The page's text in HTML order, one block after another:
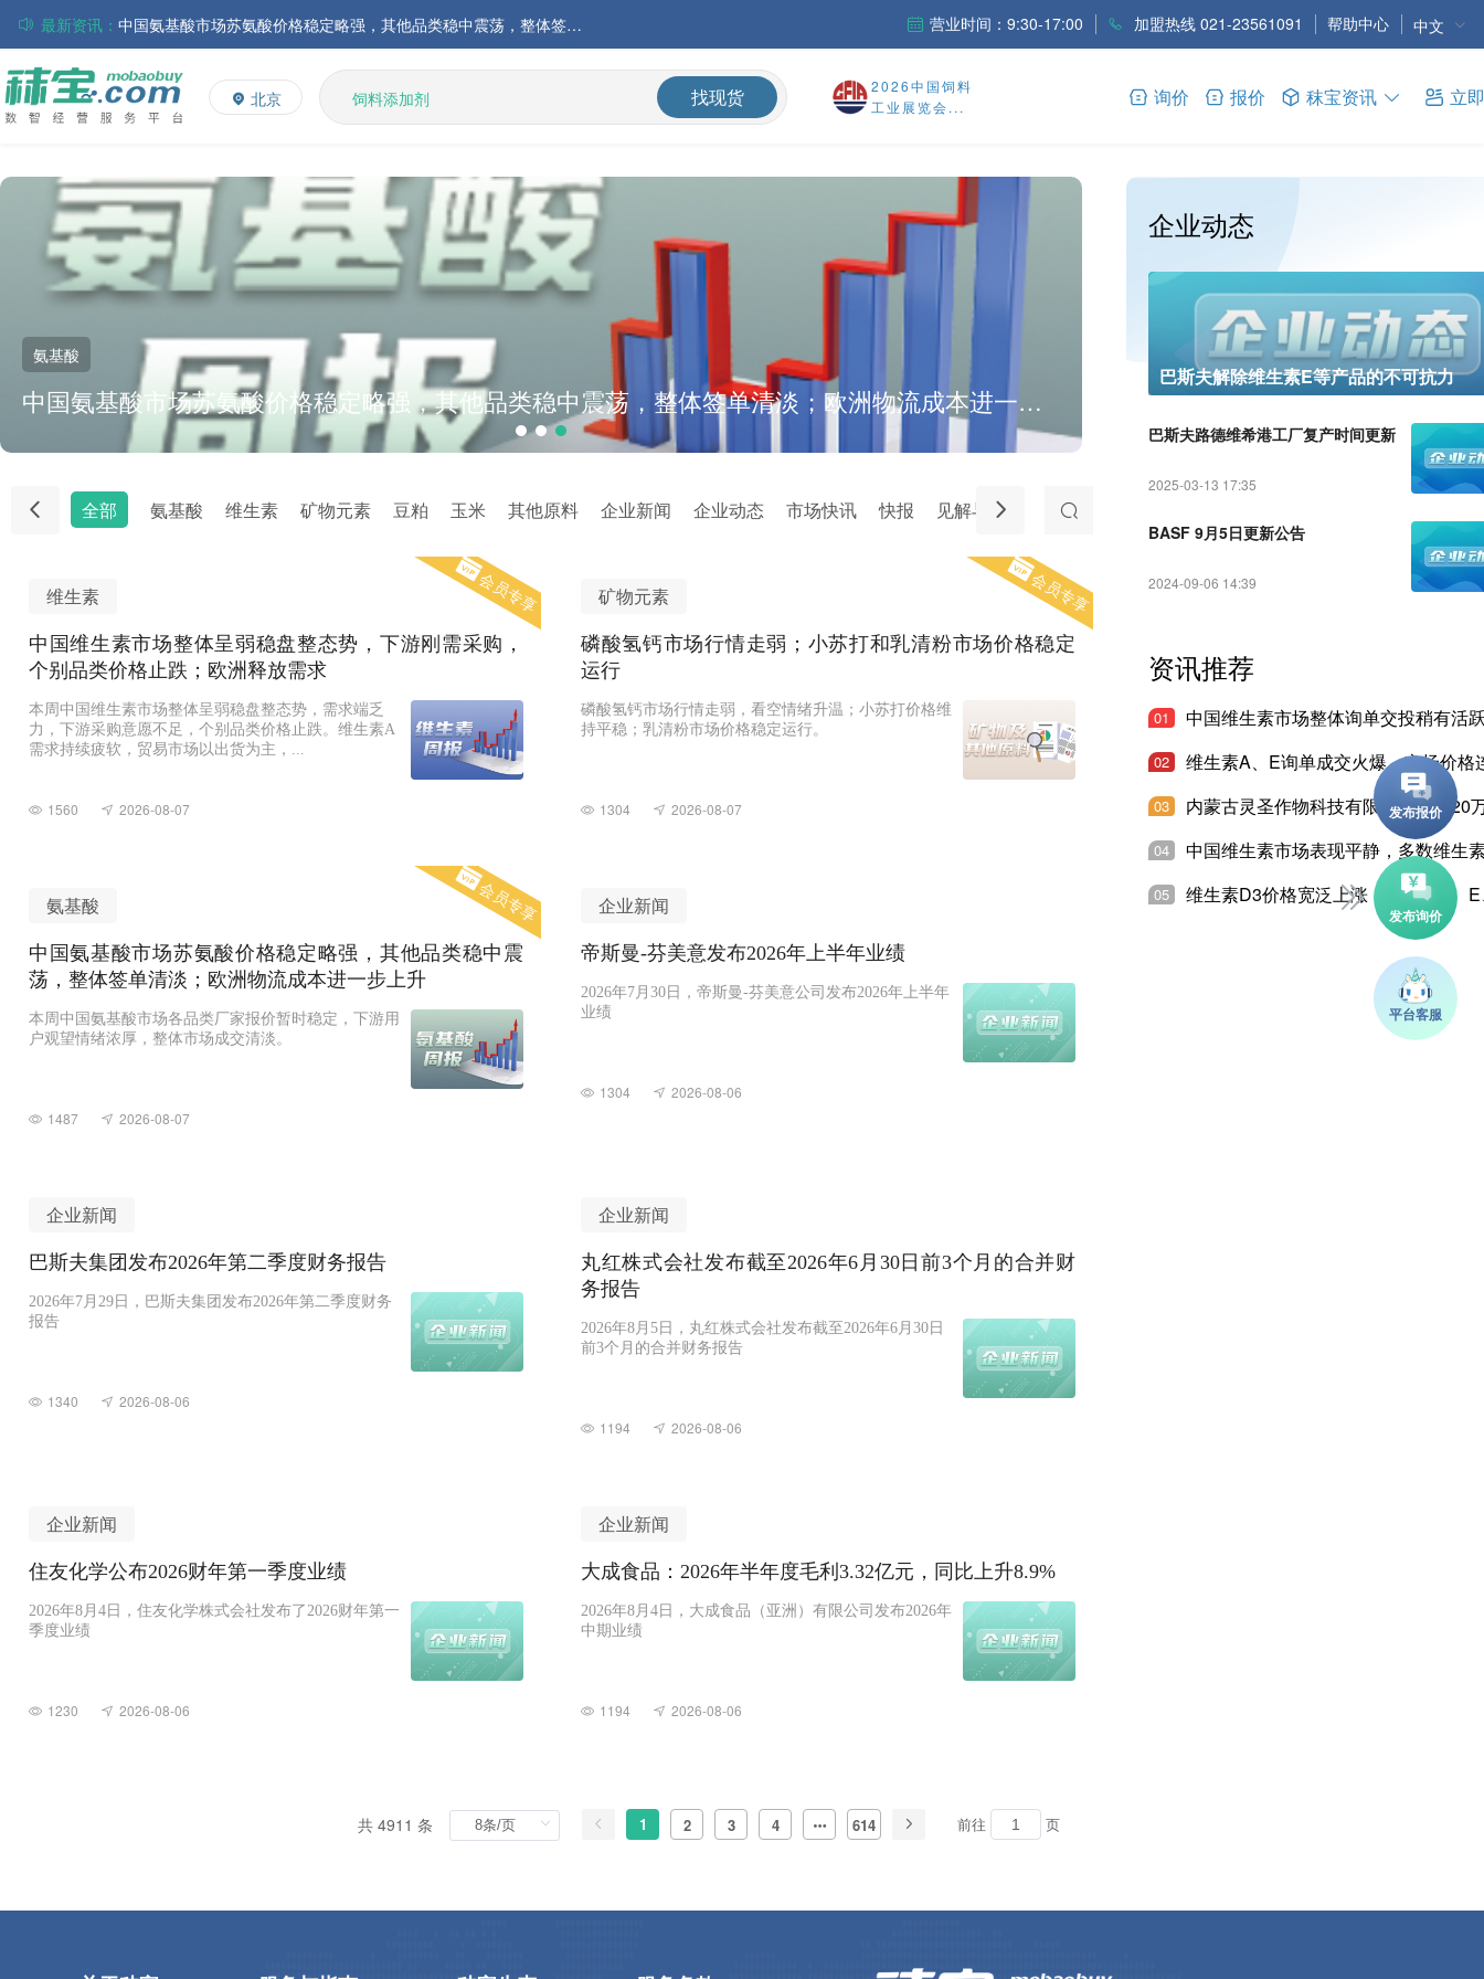
最新资讯：
中国氨基酸市场苏氨酸价格稳定略强，其他品类稳中震荡，整体签单清淡；欧洲物流成本进一步上升
磷酸氢钙市场行情走弱；小苏打和乳清粉市场价格稳定运行
帝斯曼-芬美意发布2026年上半年业绩
巴斯夫集团发布2026年第二季度财务报告
丸红株式会社发布截至2026年6月30日前3个月的合并财务报告
大成食品：2026年半年度毛利3.32亿元，同比上升8.9%
ADM发布2026年第二季度财务业绩
营业时间：9:30-17:00 加盟热线 021-23561091 帮助中心 中文
北京
L-赖氨酸硫酸盐
多矿
维生素
饲料添加剂
找现货
2026中国饲料
工业展览会...
询价 报价 秣宝资讯 立
氨基酸
中国氨基酸市场苏氨酸价格稳定略强，其他品类稳中震荡，整体签单清淡；欧洲物流成本进一步
中国维生素市场整体呈弱稳盘整
全部 氨基酸 维生素 矿物元素 豆粕 玉米 其他原料 企业新闻 企业动态 市场快讯 快报 见解与随想 产品推介
维生素
中国维生素市场整体呈弱稳盘整态势，下游刚需采购，
个别品类价格止跌；欧洲释放需求
本周中国维生素市场整体呈弱稳盘整态势，需求端乏
力，下游采购意愿不足，个别品类价格止跌。维生素A
需求持续疲软，贸易市场以出货为主，...
1560 2026-08-07
会员专享 矿物元素
磷酸氢钙市场行情走弱；小苏打和乳清粉市场价格稳定
运行
磷酸氢钙市场行情走弱，看空情绪升温；小苏打价格维
持平稳；乳清粉市场价格稳定运行。
1304 2026-08-07
会员专享
氨基酸
中国氨基酸市场苏氨酸价格稳定略强，其他品类稳中震
荡，整体签单清淡；欧洲物流成本进一步上升
本周中国氨基酸市场各品类厂家报价暂时稳定，下游用
户观望情绪浓厚，整体市场成交清淡。
1487 2026-08-07
会员专享 企业新闻
帝斯曼-芬美意发布2026年上半年业绩
2026年7月30日，帝斯曼-芬美意公司发布2026年上半年
业绩
1304 2026-08-06
企业新闻
巴斯夫集团发布2026年第二季度财务报告
2026年7月29日，巴斯夫集团发布2026年第二季度财务
报告
1340 2026-08-06
企业新闻
丸红株式会社发布截至2026年6月30日前3个月的合并财
务报告
2026年8月5日，丸红株式会社发布截至2026年6月30日
前3个月的合并财务报告
1194 2026-08-06
企业新闻
住友化学公布2026财年第一季度业绩
2026年8月4日，住友化学株式会社发布了2026财年第一
季度业绩
1230 2026-08-06
企业新闻
大成食品：2026年半年度毛利3.32亿元，同比上升8.9%
2026年8月4日，大成食品（亚洲）有限公司发布2026年
中期业绩
1194 2026-08-06
共 4911 条 1 2 3 4 614 前往 页
企业动态
巴斯夫解除维生素E等产品的不可抗力
巴斯夫路德维希港工厂复产时间更新
2025-03-13 17:35
BASF 9月5日更新公告
2024-09-06 14:39
资讯推荐
01
02
03
04
05